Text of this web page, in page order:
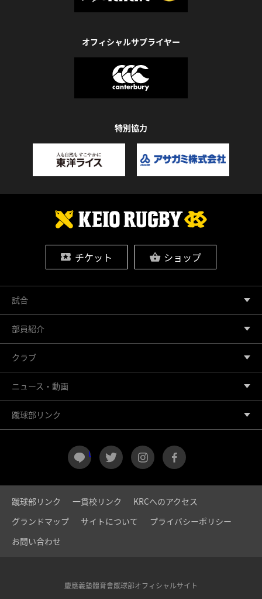
オフィシャルサプライヤー
特別協力
チケット ショップ
LINE twitter instagram
試合
部員紹介
クラブ
ニュース・動画
蹴球部リンク
蹴球部リンク 一貫校リンク
KRCへのアクセス
グランドマップ
サイトについて
プライバシーポリシー
お問い合わせ
慶應義塾體育會蹴球部オフィシャルサイト